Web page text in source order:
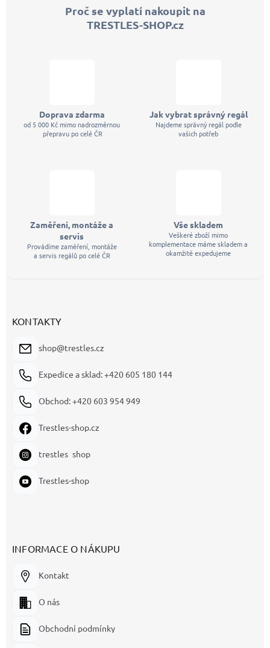
Proč se vyplatí nakoupit na
TRESTLES-SHOP.cz
Doprava zdarma
od 5 000 Kč mimo nadrozměrnou
přepravu po celé ČR
Jak vybrat správný regál
Najdeme správný regál podle
vašich potřeb
Zaměření, montáže a
servis
Provádíme zaměření, montáže
a servis regálů po celé ČR
Vše skladem
Veškeré zboží mimo
komplementace máme skladem a
okamžitě expedujeme
KONTAKTY
shop@trestles.cz
Expedice a sklad: +420 605 180 144
Obchod: +420 603 954 949
Trestles-shop.cz
trestles_shop
Trestles-shop
INFORMACE O NÁKUPU
Kontakt
O nás
Obchodní podmínky